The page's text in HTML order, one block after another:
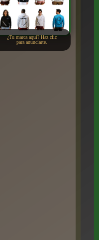
¿Tu marca aquí? Haz clic
para anunciarte.